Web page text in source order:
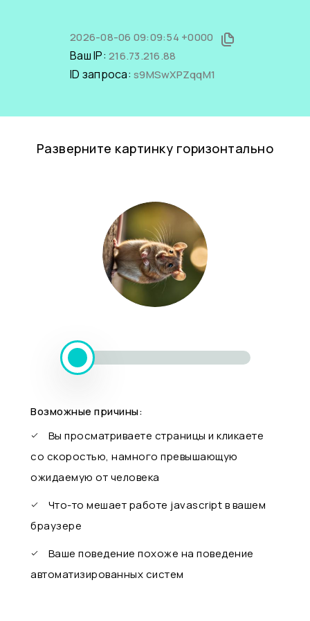
2026-08-06 09:09:54 +0000
Ваш IP: 216.73.216.88
ID запроса: s9MSwXPZqqM1
Разверните картинку горизонтально
Возможные причины:
Вы просматриваете страницы и кликаете
со скоростью, намного превышающую
ожидаемую от человека
Что-то мешает работе javascript в вашем
браузере
Ваше поведение похоже на поведение
автоматизированных систем